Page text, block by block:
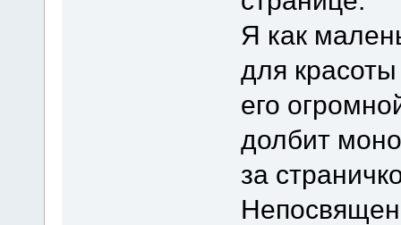
Я как
для
его
долбит
за